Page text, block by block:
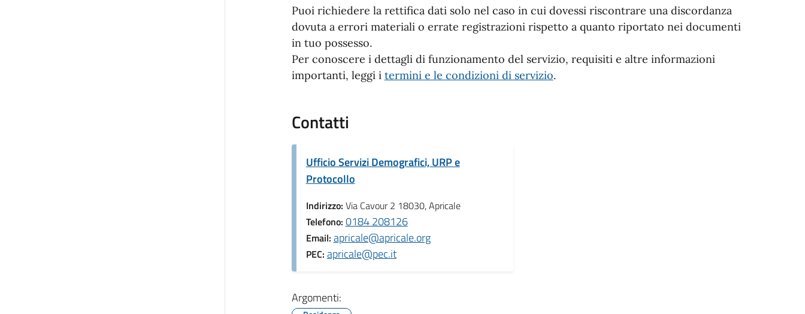
Puoi richiedere la rettifica dati solo nel caso in cui dovessi riscontrare una discordanza
dovuta a errori materiali o errate registrazioni rispetto a quanto riportato nei documenti
in tuo possesso.
Per conoscere i dettagli di funzionamento del servizio, requisiti e altre informazioni
importanti, leggi i termini e le condizioni di servizio.
Contatti
Ufficio Servizi Demografici, URP e
Protocollo
Indirizzo: Via Cavour 2 18030, Apricale
Telefono: 0184 208126
Email: apricale@apricale.org
PEC: apricale@pec.it
Argomenti: